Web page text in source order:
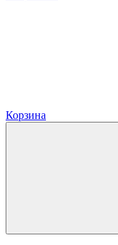
Корзина